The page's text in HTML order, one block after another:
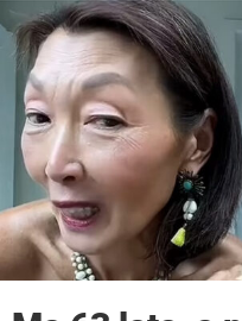
wieku ...